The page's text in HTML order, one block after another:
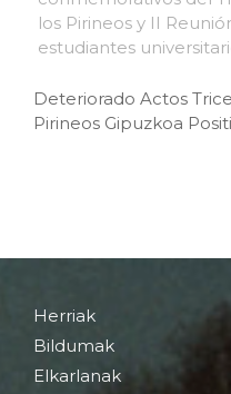
Deteriorado Actos
Pirineos Gipuzkoa
Herriak
Bildumak
Elkarlanak